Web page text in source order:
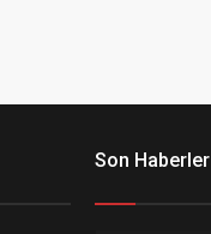
Son Haberler